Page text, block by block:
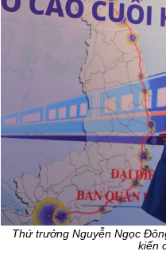
Thứ trưởng Nguyễn Ngọc
kiến